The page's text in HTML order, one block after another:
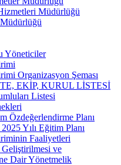
Müdürlüğü
Yöneticiler
Organizasyon Şeması
EKİP, KURUL LİSTESİ
Listesi
Özdeğerlendirme Planı
Yılı Eğitim Planı
Faaliyetleri
Geliştirilmesi ve
Dair Yönetmelik